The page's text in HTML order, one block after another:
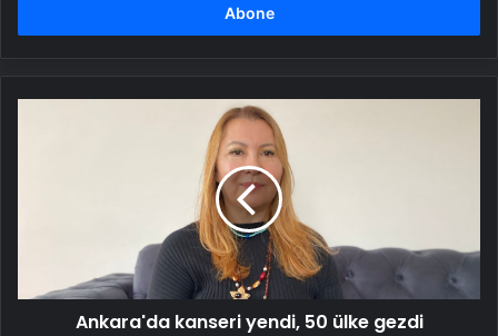
Ankara'da kanseri yendi, 50 ülke gezdi